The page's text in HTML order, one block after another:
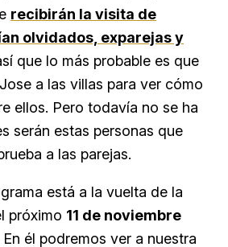
recibirán la visita de
olvidados, exparejas y
que lo más probable es que
a las villas para ver cómo
ellos. Pero todavía no se ha
serán estas personas que
a las parejas.
está a la vuelta de la
próximo 11 de noviembre
En él podremos ver a nuestra